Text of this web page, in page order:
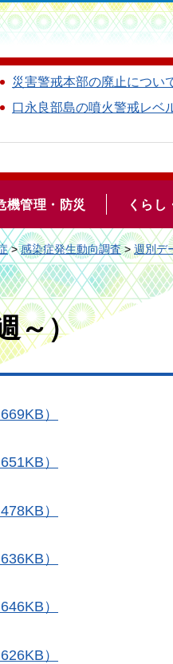
災害警戒本部の廃止につい
口永良部島の噴火警戒レベ
機管理・防災 くらし
>感染症発生動向調査>週別デ
～）
）
）
）
）
）
）